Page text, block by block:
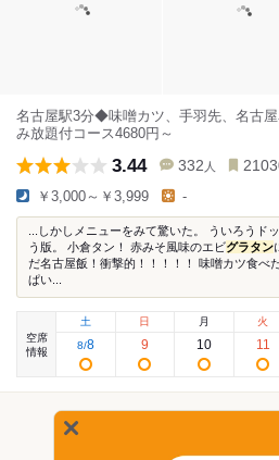
名古屋駅3分◆味噌カツ、手羽先、名古
み放題付コース4680円～
3.44 332 人
￥3,000～￥3,999 -
...しかしメニューをみて驚いた。 ういろうド
う版。 小倉タン！ 赤みそ風味のエビグラタン
だ名古屋飯！衝撃的！！！！！ 味噌カツ食べ
ぱい...
空席
情報
土
8/8
日
9
月
10
火
11